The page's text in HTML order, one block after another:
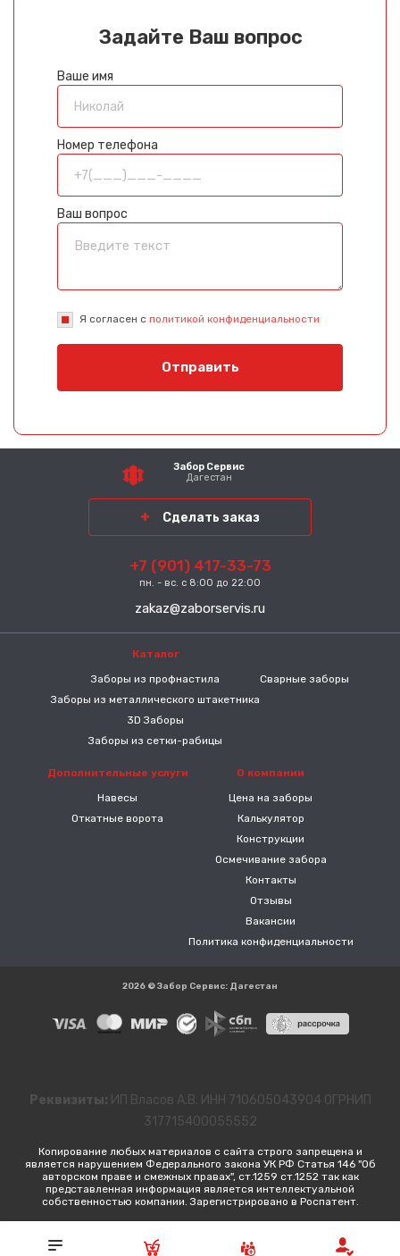
Задайте Ваш вопрос
Ваше имя
Номер телефона
Ваш вопрос
Я согласен с политикой конфиденциальности
Отправить
Забор Сервис
Дагестан
Сделать заказ
+7 (901) 417-33-73
пн. - вс. с 8:00 до 22:00
zakaz@zaborservis.ru
Каталог
Заборы из профнастила
Заборы из металлического штакетника
3D Заборы
Заборы из сетки-рабицы
Сварные заборы
Дополнительные услуги
Навесы
Откатные ворота
О компании
Цена на заборы
Калькулятор
Конструкции
Осмечивание забора
Контакты
Отзывы
Вакансии
Политика конфиденциальности
2026 © Забор Сервис: Дагестан
Реквизиты: ИП Власов А.В. ИНН 710605043904 ОГРНИП
317715400055552
Копирование любых материалов с сайта строго запрещена и
является нарушением Федерального закона УК РФ Статья 146 "Об
авторском праве и смежных правах", ст.1259 ст.1252 так как
представленная информация является интеллектуальной
собственностью компании. Зарегистрировано в Роспатент.